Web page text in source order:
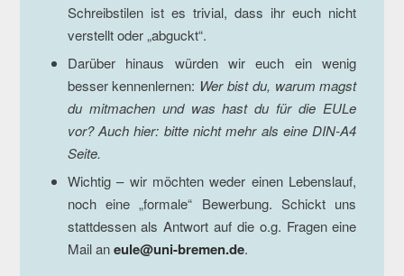
Schreibstilen ist es trivial, dass ihr euch nicht
verstellt oder „abguckt“.
Darüber hinaus würden wir euch ein wenig
besser kennenlernen: Wer bist du, warum magst
du mitmachen und was hast du für die EULe
vor? Auch hier: bitte nicht mehr als eine DIN-A4
Seite.
Wichtig – wir möchten weder einen Lebenslauf,
noch eine „formale“ Bewerbung. Schickt uns
stattdessen als Antwort auf die o.g. Fragen eine
Mail aneule@uni-bremen.de.